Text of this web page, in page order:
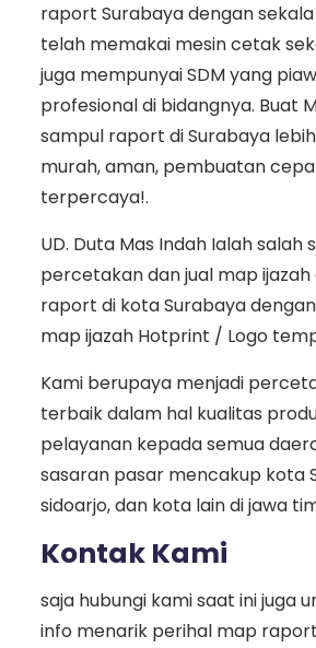
raport Surabaya dengan
telah memakai mesin cetak
juga mempunyai SDM yang
profesional di bidangnya. Buat
sampul raport di Surabaya
murah, aman, pembuatan
terpercaya!.
UD. Duta Mas Indah Ialah salah
percetakan dan jual map
raport di kota Surabaya
map ijazah Hotprint / Logo
Kami berupaya menjadi
terbaik dalam hal kualitas
pelayanan kepada semua
sasaran pasar mencakup kota
sidoarjo, dan kota lain di jawa
Kontak Kami
saja hubungi kami saat ini juga
info menarik perihal map